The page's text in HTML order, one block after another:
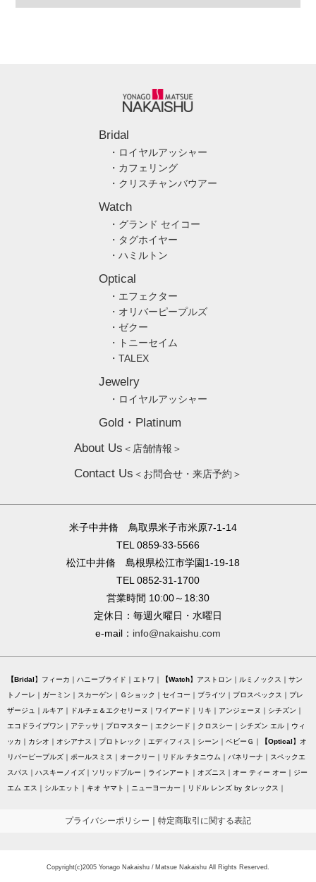
Bridal
・ロイヤルアッシャー
・カフェリング
・クリスチャンバウアー
Watch
・グランド セイコー
・タグホイヤー
・ハミルトン
Optical
・エフェクター
・オリバーピープルズ
・ゼクー
・トニーセイム
・TALEX
Jewelry
・ロイヤルアッシャー
Gold・Platinum
About Us ＜店舗情報＞
Contact Us ＜お問合せ・来店予約＞
米子中井脩 鳥取県米子市米原7-1-14
TEL 0859-33-5566
松江中井脩 島根県松江市学園1-19-18
TEL 0852-31-1700
営業時間 10:00～18:30
定休日：毎週火曜日・水曜日
e-mail： info@nakaishu.com
Bridal フィーカ ハニーブライド エトワ Watch アストロン ルミノックス
サン
トノーレ
ガーミン スカーゲン Ｇショック セイコー ブライツ プロスペックス
プレ
ザージュ
ルキア ドルチェ＆エクセリーヌ ワイアード リキ アンジェーヌ
シチズン
エコドライブワン
アテッサ プロマスター エクシード クロスシー シチズン エル
ウィ
ッカ
カシオ オシアナス プロトレック エディフィス シーン ベビーＧ Optical
オ
リバーピープルズ
ポールスミス オークリー リドル チタニウム バネリーナ
スペックエ
スパス
ハスキーノイズ ソリッドブルー ラインアート オズニス オー ティー オー
ジー
エム エス
シルエット キオ ヤマト ニューヨーカー リドル レンズ by タレックス
プライバシーポリシー 特定商取引に関する表記
Copyright(c)2005 Yonago Nakaishu / Matsue Nakaishu All Rights Reserved.